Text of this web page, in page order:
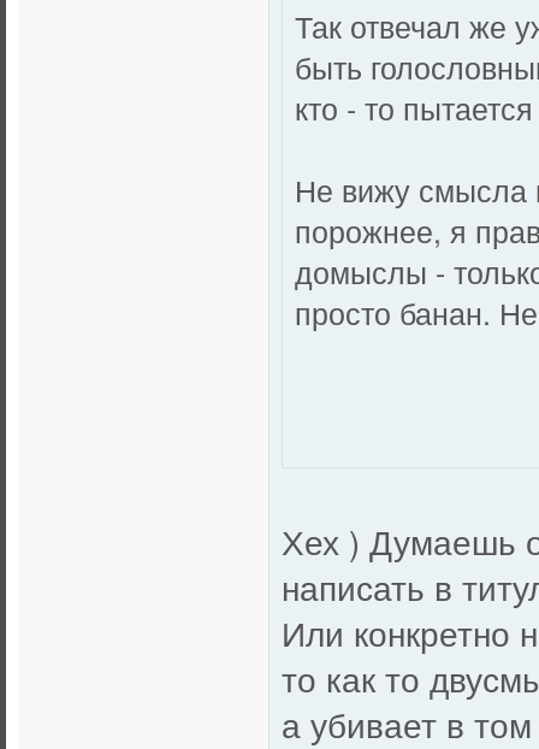
Так отвечал же
быть
кто - то
Не вижу смысла
порожнее, я
домыслы -
просто банан.
Хех ) Думаешь
написать в
Или конкретно
то как то
а убивает в